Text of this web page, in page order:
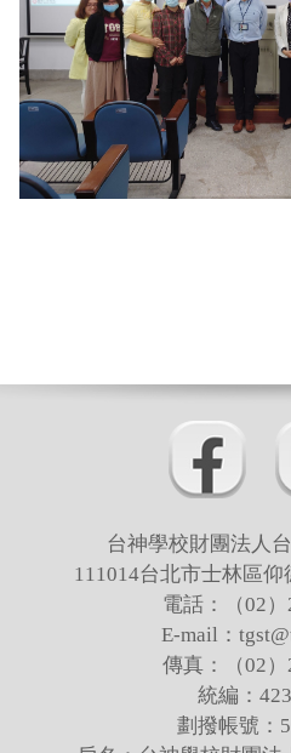
台神學校財團法人
111014台北市士林區
電話：（02
E-mail：
傳真：（02）
統編：
劃撥帳號：